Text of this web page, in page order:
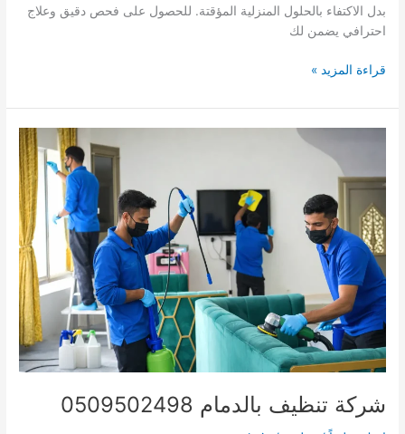
بدل الاكتفاء بالحلول المنزلية المؤقتة. للحصول على فحص دقيق وعلاج
احترافي يضمن لك
شركة
البق
بالرياض
0509502498
30%
مع
الضمان
قراءة المزيد »
شركة تنظيف بالدمام 0509502498